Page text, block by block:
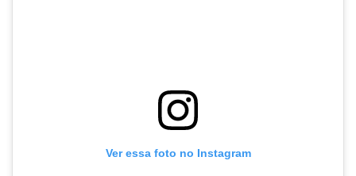
Ver essa foto no Instagram